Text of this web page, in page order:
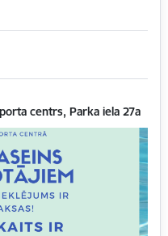
centrs, Parka iela 27a